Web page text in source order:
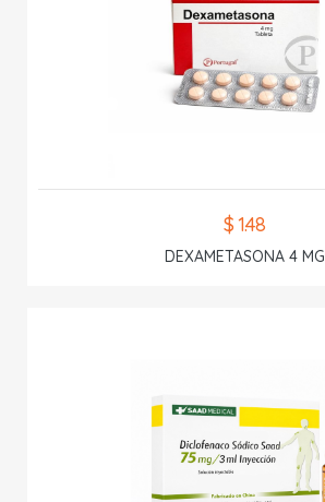
$ 1.48
DEXAMETASONA 4 MG